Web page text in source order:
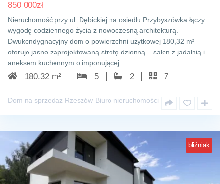
850 000zł
Nieruchomość przy ul. Dębickiej na osiedlu Przybyszówka łączy
wygodę codziennego życia z nowoczesną architekturą.
Dwukondygnacyjny dom o powierzchni użytkowej 180,32 m²
oferuje jasno zaprojektowaną strefę dzienną – salon z jadalnią i
aneksem kuchennym o imponującej…
180.32 m² 5 2 7
Dom na sprzedaż Rzeszów Biuro nieruchomości
bliźniak